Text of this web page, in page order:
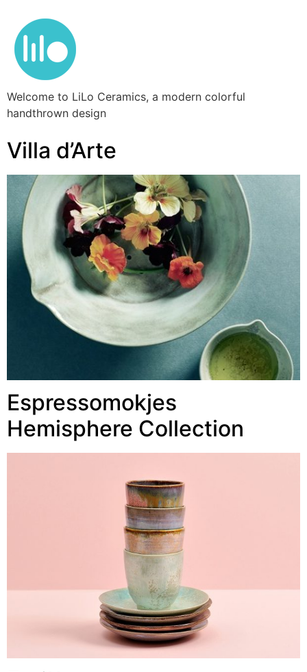
Welcome to LiLo Ceramics, a modern colorful
handthrown design
Villa d’Arte
Espressomokjes
Hemisphere Collection